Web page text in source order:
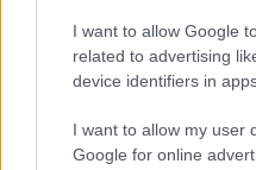
I want to allow Google
related to advertising
device identifiers in
I want to allow my user
Google for online